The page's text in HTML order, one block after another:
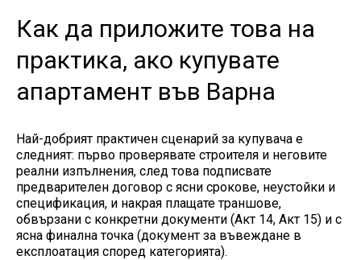
Как да приложите това на
практика, ако купувате
апартамент във Варна
Най-добрият практичен сценарий за купувача е
следният: първо проверявате строителя и неговите
реални изпълнения, след това подписвате
предварителен договор с ясни срокове, неустойки и
спецификация, и накрая плащате траншове,
обвързани с конкретни документи (Акт 14, Акт 15) и с
ясна финална точка (документ за въвеждане в
експлоатация според категорията).